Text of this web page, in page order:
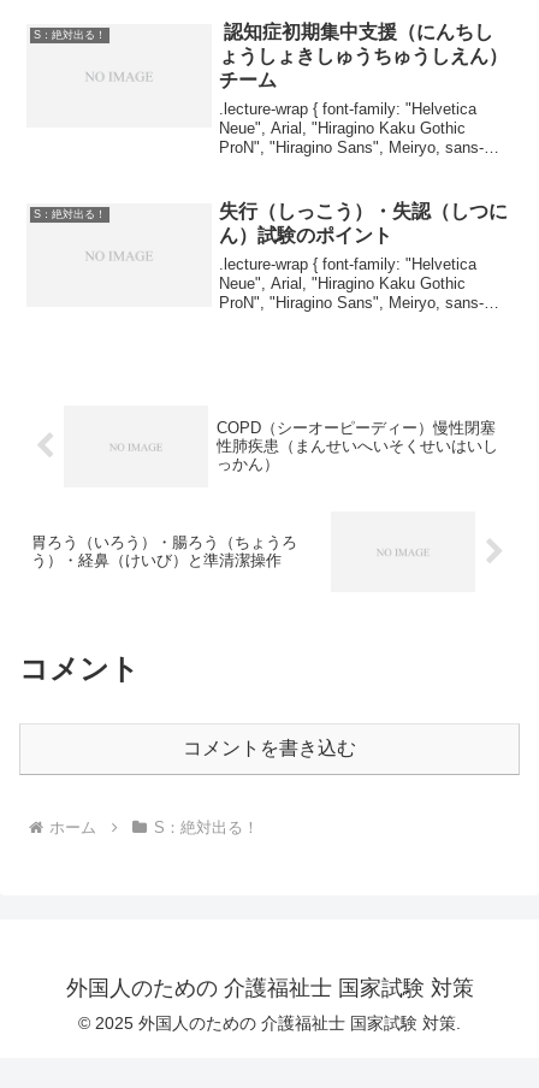
S：絶対出る！
認知症初期集中支援（にんちし
ょうしょきしゅうちゅうしえん）
チーム
.lecture-wrap { font-family: "Helvetica
Neue", Arial, "Hiragino Kaku Gothic
ProN", "Hiragino Sans", Meiryo, sans-
S：絶対出る！
失行（しっこう）・失認（しつに
ん）試験のポイント
.lecture-wrap { font-family: "Helvetica
Neue", Arial, "Hiragino Kaku Gothic
ProN", "Hiragino Sans", Meiryo, sans-
COPD（シーオーピーディー）慢性閉塞
性肺疾患（まんせいへいそくせいはいし
っかん）
胃ろう（いろう）・腸ろう（ちょうろ
う）・経鼻（けいび）と準清潔操作
コメント
コメントを書き込む
ホーム S：絶対出る！
外国人のための 介護福祉士 国家試験 対策
© 2025 外国人のための 介護福祉士 国家試験 対策.